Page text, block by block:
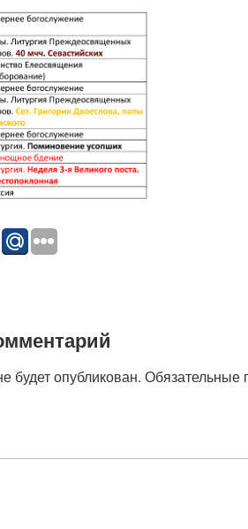
будет опубликован. Обязательные